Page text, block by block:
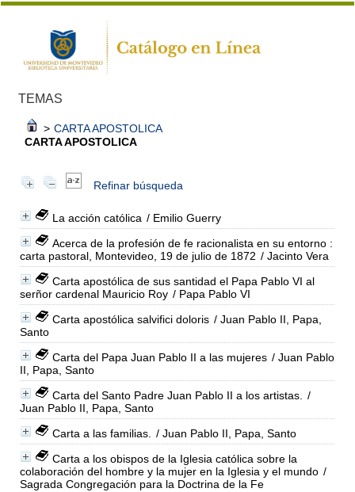
TEMAS
> CARTA APOSTOLICA
CARTA APOSTOLICA
Refinar búsqueda
La acción católica / Emilio Guerry
Acerca de la profesión de fe racionalista en su entorno :
carta pastoral, Montevideo, 19 de julio de 1872 / Jacinto Vera
Carta apostólica de sus santidad el Papa Pablo VI al
serñor cardenal Mauricio Roy / Papa Pablo VI
Carta apostólica salvifici doloris / Juan Pablo II, Papa,
Santo
Carta del Papa Juan Pablo II a las mujeres / Juan Pablo
II, Papa, Santo
Carta del Santo Padre Juan Pablo II a los artistas.
/
Juan Pablo II, Papa, Santo
Carta a las familias.
/ Juan Pablo II, Papa, Santo
Carta a los obispos de la Iglesia católica sobre la
colaboración del hombre y la mujer en la Iglesia y el mundo /
Sagrada Congregación para la Doctrina de la Fe